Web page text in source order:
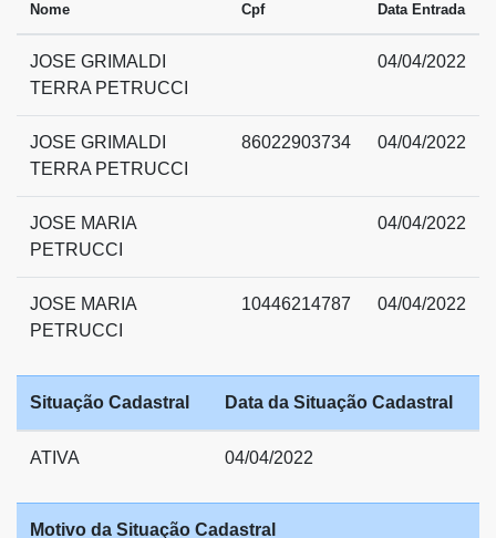
Nome Cpf Data Entrada
JOSE GRIMALDI
TERRA PETRUCCI
04/04/2022
JOSE GRIMALDI
TERRA PETRUCCI
86022903734 04/04/2022
JOSE MARIA
PETRUCCI
04/04/2022
JOSE MARIA
PETRUCCI
10446214787 04/04/2022
Situação Cadastral Data da Situação Cadastral
ATIVA 04/04/2022
Motivo da Situação Cadastral